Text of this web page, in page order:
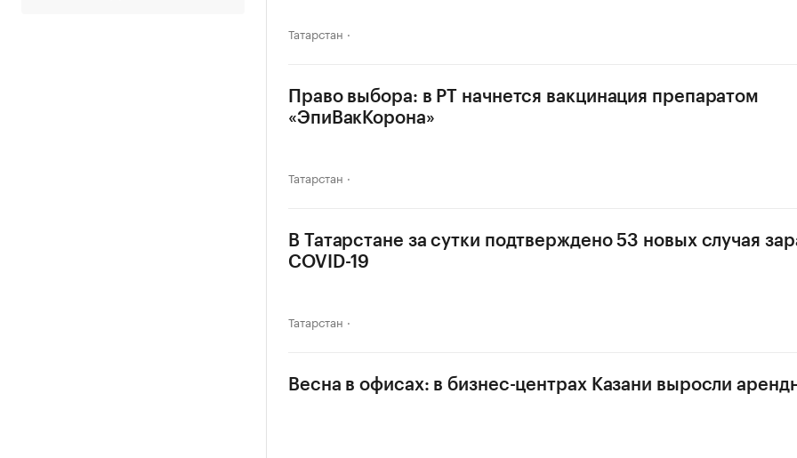
Татарстан
Право выбора: в РТ начнется вакцинация препаратом
«ЭпиВакКорона»
Татарстан
В Татарстане за сутки подтверждено 53 новых случая
COVID-19
Татарстан
Весна в офисах: в бизнес-центрах Казани выросли